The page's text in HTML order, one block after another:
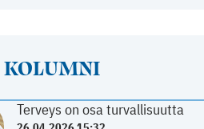
KOLUMNI
Terveys on osa turvallisuutta